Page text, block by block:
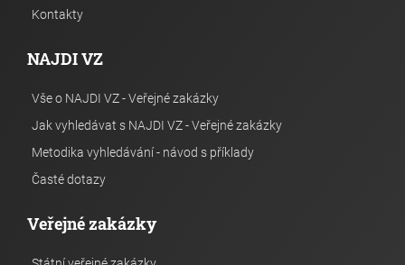
Kontakty
NAJDI VZ
Vše o NAJDI VZ - Veřejné zakázky
Jak vyhledávat s NAJDI VZ - Veřejné zakázky
Metodika vyhledávání - návod s příklady
Časté dotazy
Veřejné zakázky